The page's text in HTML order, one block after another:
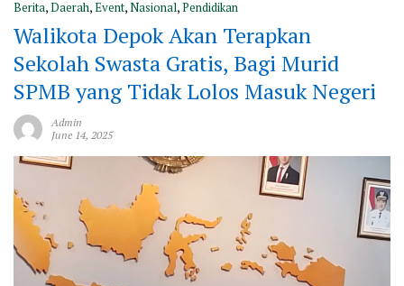
Berita,Daerah,Event,Nasional,Pendidikan
Walikota Depok Akan Terapkan
Sekolah Swasta Gratis, Bagi Murid
SPMB yang Tidak Lolos Masuk Negeri
Admin
June 14, 2025